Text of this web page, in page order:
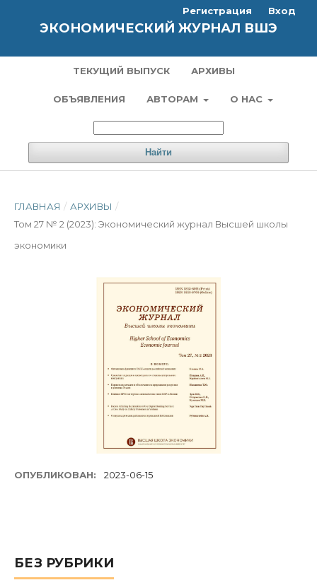
ЭКОНОМИЧЕСКИЙ ЖУРНАЛ ВШЭ
ТЕКУЩИЙ ВЫПУСК АРХИВЫ
ОБЪЯВЛЕНИЯ АВТОРАМ О НАС
Найти
Регистрация Вход
ГЛАВНАЯ / АРХИВЫ /
Том 27 № 2 (2023): Экономический журнал Высшей школы
экономики
ОПУБЛИКОВАН: 2023-06-15
БЕЗ РУБРИКИ